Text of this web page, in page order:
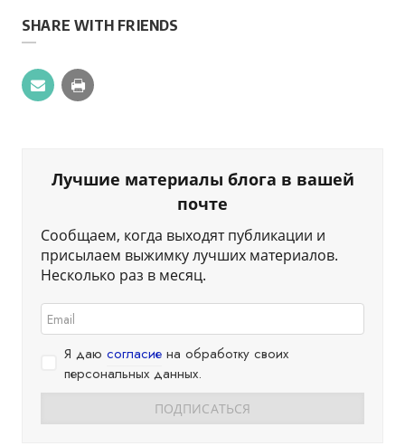
SHARE WITH FRIENDS
Лучшие материалы блога в вашей
почте
Сообщаем, когда выходят публикации и
присылаем выжимку лучших материалов.
Несколько раз в месяц.
Я даю согласие на обработку своих
персональных данных.